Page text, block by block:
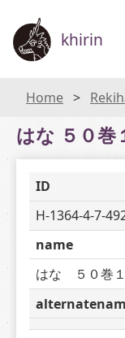
khirin
Home Rekihaku
はな ５０巻
ID
H-1364-4-7-
name
はな　５０巻